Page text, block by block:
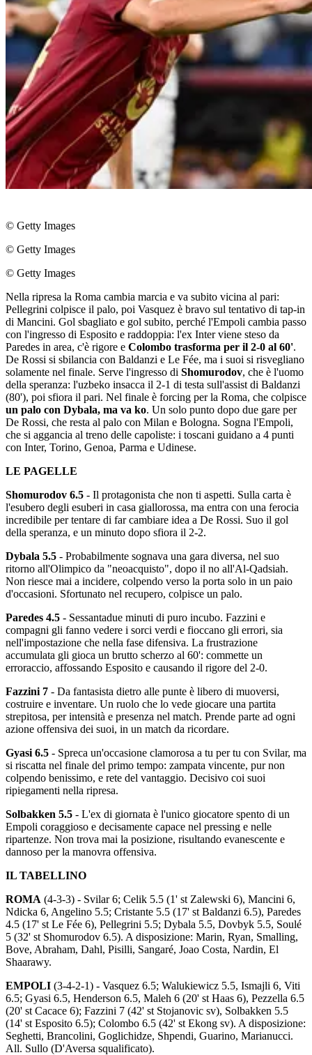
© Getty Images
© Getty Images
© Getty Images
Nella ripresa la Roma cambia marcia e va subito vicina al pari:
Pellegrini colpisce il palo, poi Vasquez è bravo sul tentativo di tap-in
di Mancini. Gol sbagliato e gol subito, perché l'Empoli cambia passo
con l'ingresso di Esposito e raddoppia: l'ex Inter viene steso da
Paredes in area, c'è rigore e Colombo trasforma per il 2-0 al 60'.
De Rossi si sbilancia con Baldanzi e Le Fée, ma i suoi si risvegliano
solamente nel finale. Serve l'ingresso di Shomurodov, che è l'uomo
della speranza: l'uzbeko insacca il 2-1 di testa sull'assist di Baldanzi
(80'), poi sfiora il pari. Nel finale è forcing per la Roma, che colpisce
un palo con Dybala, ma va ko. Un solo punto dopo due gare per
De Rossi, che resta al palo con Milan e Bologna. Sogna l'Empoli,
che si aggancia al treno delle capoliste: i toscani guidano a 4 punti
con Inter, Torino, Genoa, Parma e Udinese.
LE PAGELLE
Shomurodov 6.5 - Il protagonista che non ti aspetti. Sulla carta è
l'esubero degli esuberi in casa giallorossa, ma entra con una ferocia
incredibile per tentare di far cambiare idea a De Rossi. Suo il gol
della speranza, e un minuto dopo sfiora il 2-2.
Dybala 5.5 - Probabilmente sognava una gara diversa, nel suo
ritorno all'Olimpico da "neoacquisto", dopo il no all'Al-Qadsiah.
Non riesce mai a incidere, colpendo verso la porta solo in un paio
d'occasioni. Sfortunato nel recupero, colpisce un palo.
Paredes 4.5 - Sessantadue minuti di puro incubo. Fazzini e
compagni gli fanno vedere i sorci verdi e fioccano gli errori, sia
nell'impostazione che nella fase difensiva. La frustrazione
accumulata gli gioca un brutto scherzo al 60': commette un
erroraccio, affossando Esposito e causando il rigore del 2-0.
Fazzini 7 - Da fantasista dietro alle punte è libero di muoversi,
costruire e inventare. Un ruolo che lo vede giocare una partita
strepitosa, per intensità e presenza nel match. Prende parte ad ogni
azione offensiva dei suoi, in un match da ricordare.
Gyasi 6.5 - Spreca un'occasione clamorosa a tu per tu con Svilar, ma
si riscatta nel finale del primo tempo: zampata vincente, pur non
colpendo benissimo, e rete del vantaggio. Decisivo coi suoi
ripiegamenti nella ripresa.
Solbakken 5.5 - L'ex di giornata è l'unico giocatore spento di un
Empoli coraggioso e decisamente capace nel pressing e nelle
ripartenze. Non trova mai la posizione, risultando evanescente e
dannoso per la manovra offensiva.
IL TABELLINO
ROMA (4-3-3) - Svilar 6; Celik 5.5 (1' st Zalewski 6), Mancini 6,
Ndicka 6, Angelino 5.5; Cristante 5.5 (17' st Baldanzi 6.5), Paredes
4.5 (17' st Le Fée 6), Pellegrini 5.5; Dybala 5.5, Dovbyk 5.5, Soulé
5 (32' st Shomurodov 6.5). A disposizione: Marin, Ryan, Smalling,
Bove, Abraham, Dahl, Pisilli, Sangaré, Joao Costa, Nardin, El
Shaarawy.
EMPOLI (3-4-2-1) - Vasquez 6.5; Walukiewicz 5.5, Ismajli 6, Viti
6.5; Gyasi 6.5, Henderson 6.5, Maleh 6 (20' st Haas 6), Pezzella 6.5
(20' st Cacace 6); Fazzini 7 (42' st Stojanovic sv), Solbakken 5.5
(14' st Esposito 6.5); Colombo 6.5 (42' st Ekong sv). A disposizione:
Seghetti, Brancolini, Goglichidze, Shpendi, Guarino, Marianucci.
All. Sullo (D'Aversa squalificato).